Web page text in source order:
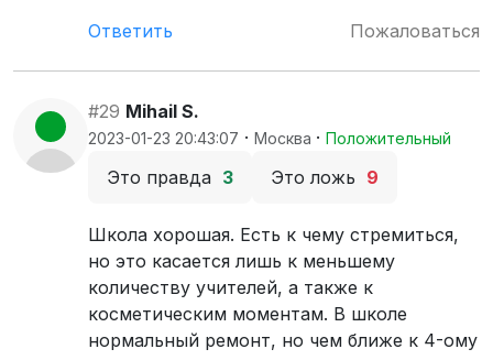
Ответить
Пожаловаться
#29 Mihail S.
2023-01-23 20:43:07 · Москва · Положительный
Это правда 3 Это ложь 9
Школа хорошая. Есть к чему стремиться,
но это касается лишь к меньшему
количеству учителей, а также к
косметическим моментам. В школе
нормальный ремонт, но чем ближе к 4-ому